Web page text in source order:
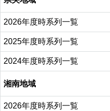
2026年度時系列一覧
2025年度時系列一覧
2024年度時系列一覧
湘南地域
2026年度時系列一覧